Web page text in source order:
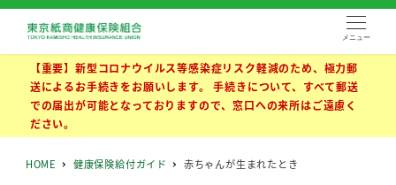
メニュー
【重要】新型コロナウイルス等感染症リスク軽減のため、極力郵
送によるお手続きをお願いします。 手続きについて、すべて郵送
での届出が可能となっておりますので、窓口への来所はご遠慮く
ださい。
HOME 健康保険給付ガイド 赤ちゃんが生まれたとき